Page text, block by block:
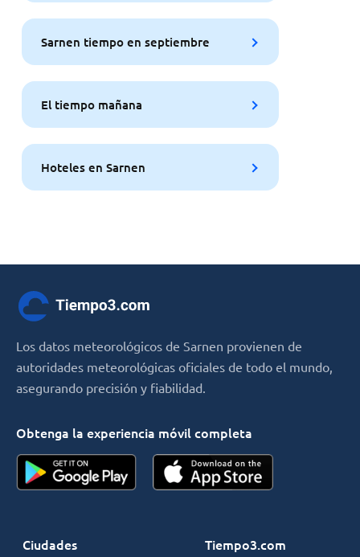
Sarnen tiempo en septiembre
El tiempo mañana
Hoteles en Sarnen
Los datos meteorológicos de Sarnen provienen de
autoridades meteorológicas oficiales de todo el mundo,
asegurando precisión y fiabilidad.
Obtenga la experiencia móvil completa
Ciudades Tiempo3.com